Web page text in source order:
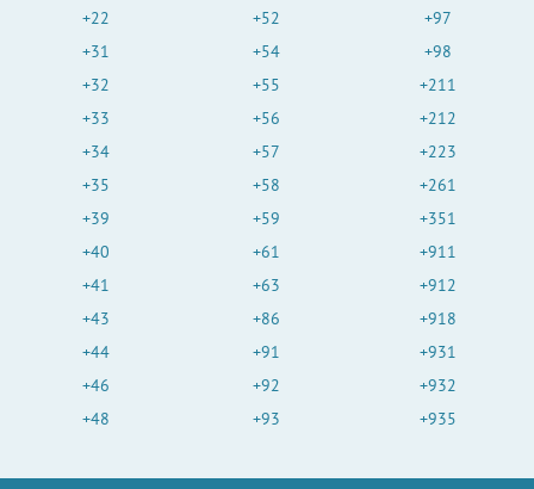
+22
+31
+32
+33
+34
+35
+39
+40
+41
+43
+44
+46
+48
+52
+54
+55
+56
+57
+58
+59
+61
+63
+86
+91
+92
+93
+97
+98
+211
+212
+223
+261
+351
+911
+912
+918
+931
+932
+935